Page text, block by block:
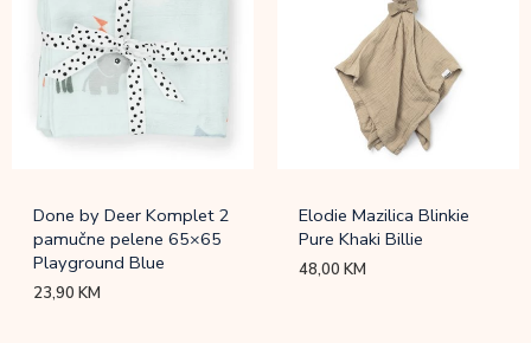
Done by Deer Komplet 2
pamučne pelene 65×65
Playground Blue
23,90KM
Elodie Mazilica Blinkie
Pure Khaki Billie
48,00KM